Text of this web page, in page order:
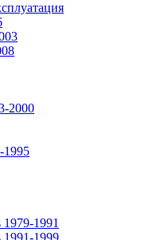
2000
1995
1979-1991